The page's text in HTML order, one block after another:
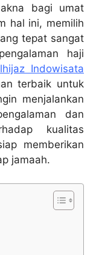
bagi umat
hal ini, memilih
tepat sangat
haji
Indowisata
terbaik untuk
menjalankan
dan
kualitas
memberikan
jamaah.